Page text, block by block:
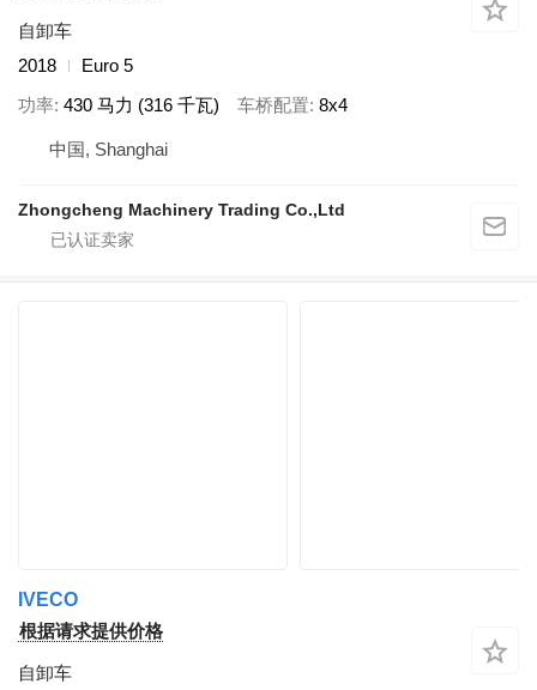
自卸车
2018
Euro 5
功率 430 马力 (316 千瓦) 车桥配置 8x4
中国, Shanghai
Zhongcheng Machinery Trading Co.,Ltd
IVECO
根据请求提供价格
自卸车